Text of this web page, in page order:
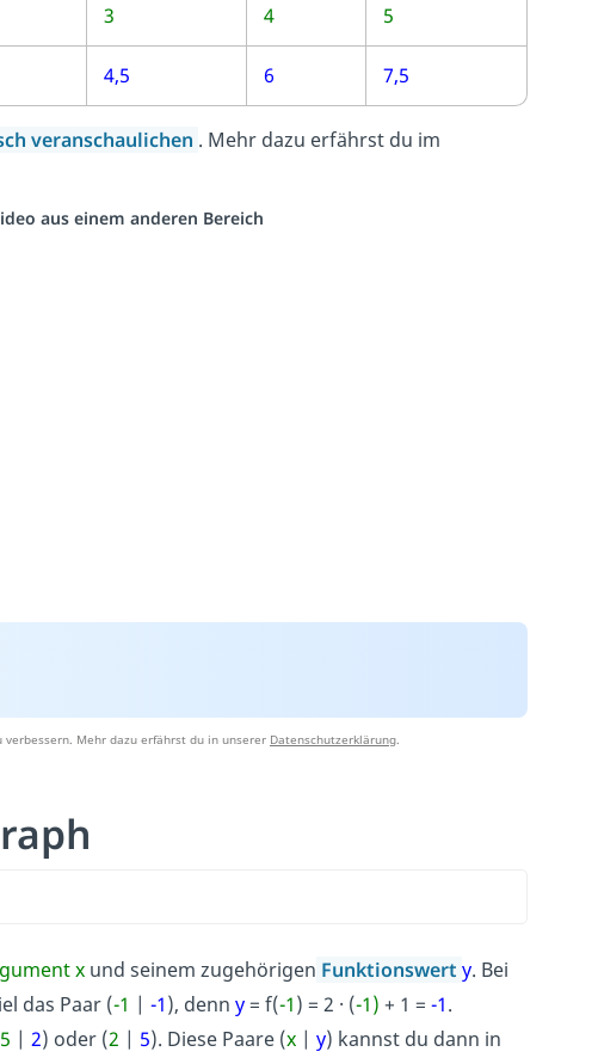
3 4 5
4,5 6 7,5
veranschaulichen . Mehr dazu erfährst du im
aus einem anderen Bereich
Mehr dazu erfährst du in unserer Datenschutzerklärung.
x und seinem zugehörigen Funktionswert y. Bei
das Paar (-1 | -1), denn y= f(-1) = 2 · (-1) + 1 = -1.
| 2) oder (2 | 5). Diese Paare (x| y) kannst du dann in